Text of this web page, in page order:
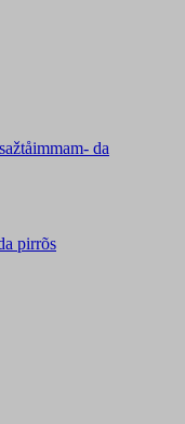
da
pirrõs